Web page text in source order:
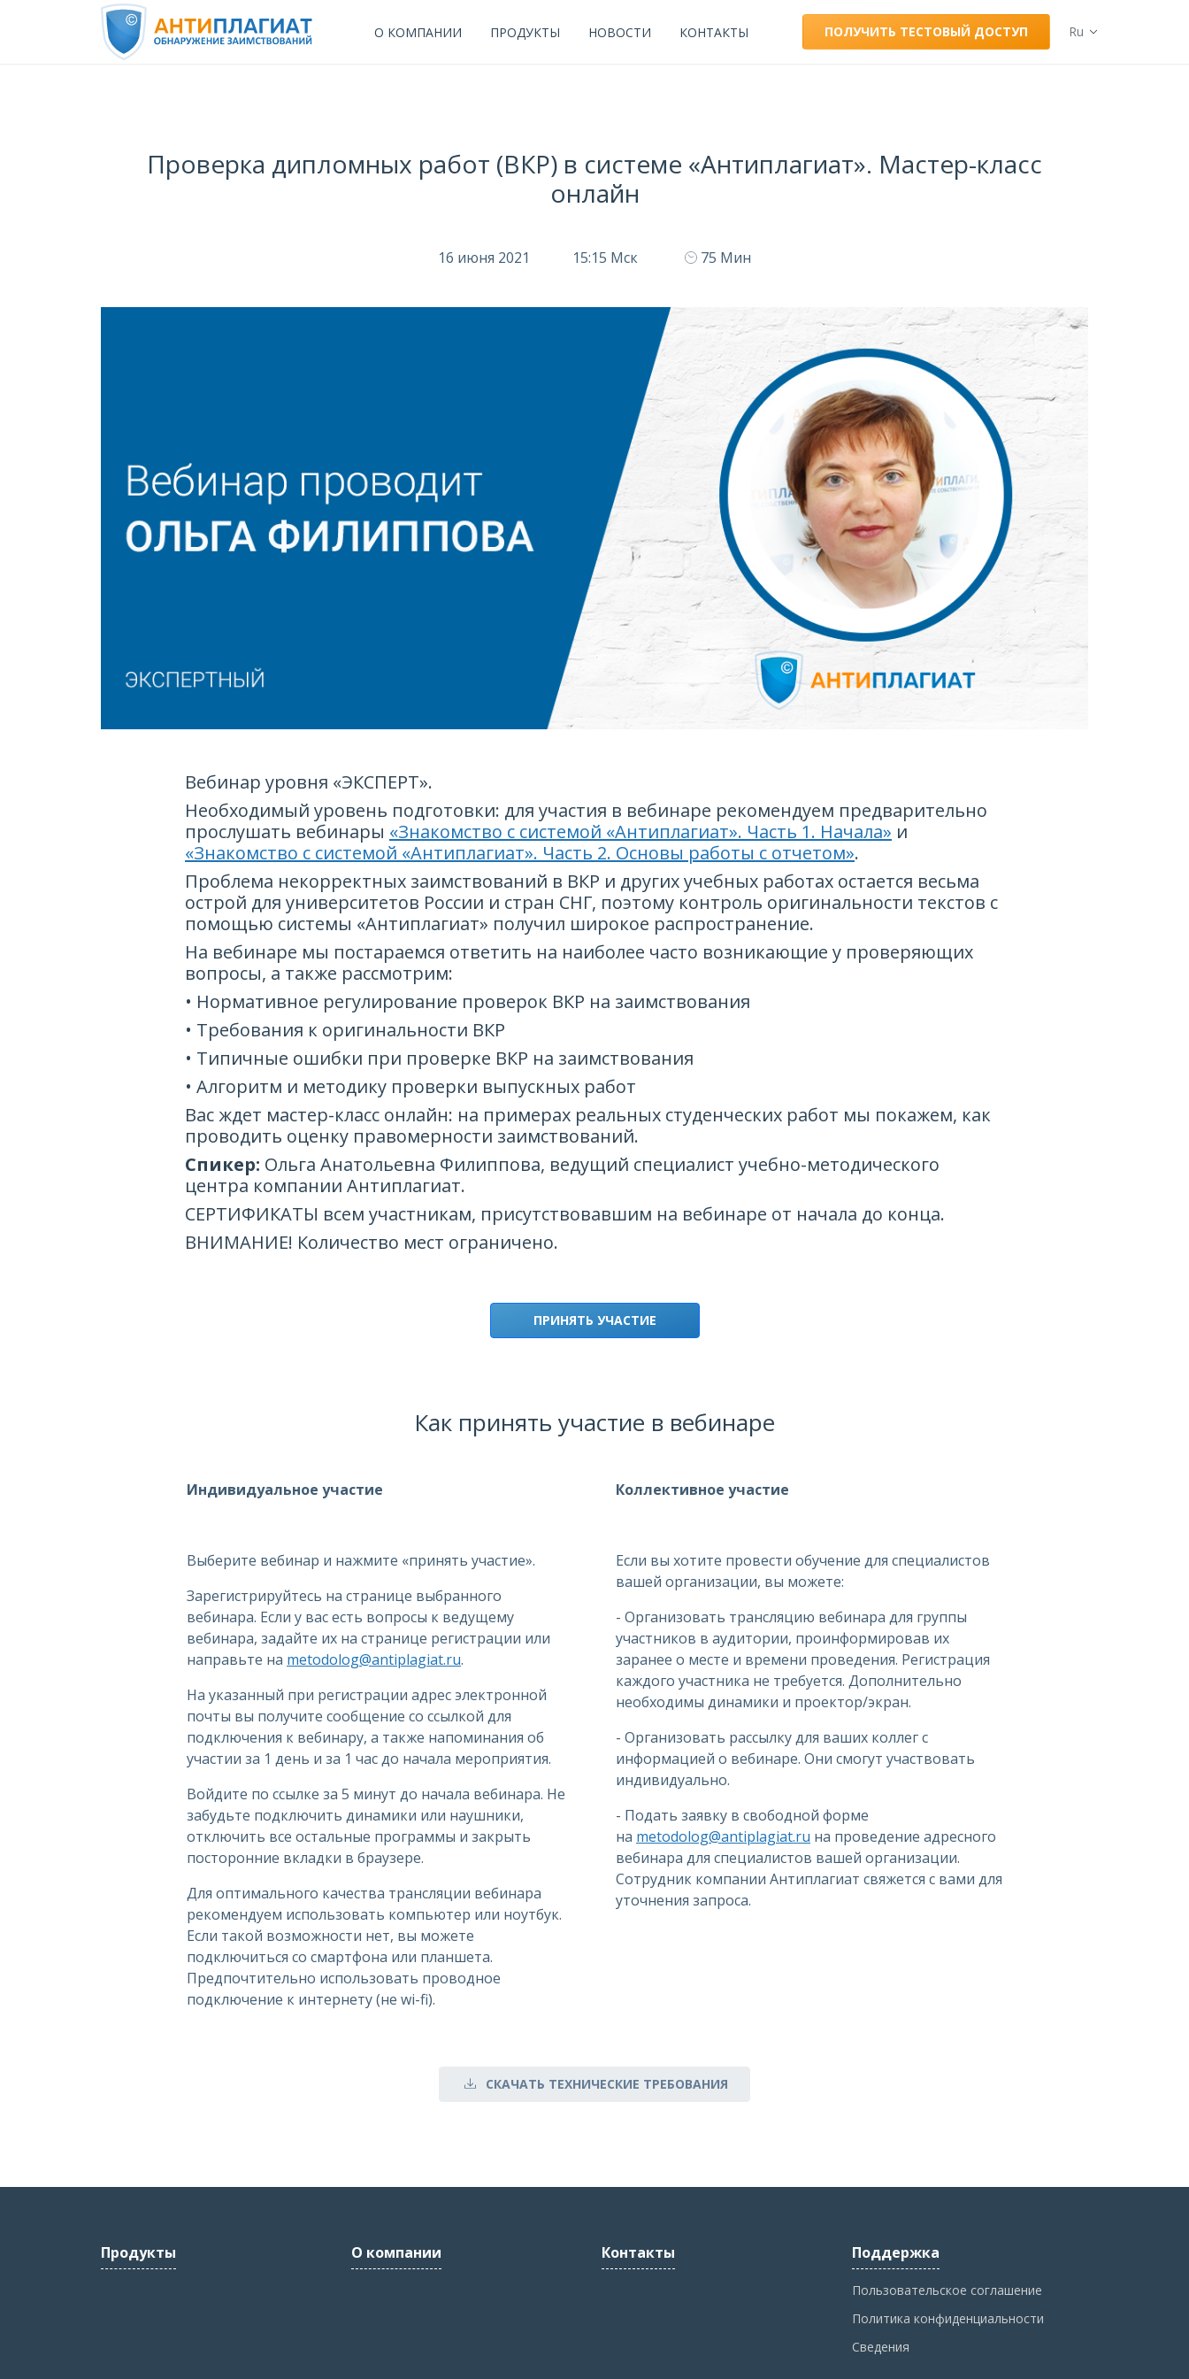
О КОМПАНИИ ПРОДУКТЫ НОВОСТИ КОНТАКТЫ ПОЛУЧИТЬ ТЕСТОВЫЙ ДОСТУП Ru
Проверка дипломных работ (ВКР) в системе «Антиплагиат». Мастер-класс
онлайн
16 июня 2021 15:15 Мск 75 Мин
Вебинар уровня «ЭКСПЕРТ».
Необходимый уровень подготовки: для участия в вебинаре рекомендуем предварительно
прослушать вебинары «Знакомство с системой «Антиплагиат». Часть 1. Начала» и
«Знакомство с системой «Антиплагиат». Часть 2. Основы работы с отчетом».
Проблема некорректных заимствований в ВКР и других учебных работах остается весьма
острой для университетов России и стран СНГ, поэтому контроль оригинальности текстов с
помощью системы «Антиплагиат» получил широкое распространение.
На вебинаре мы постараемся ответить на наиболее часто возникающие у проверяющих
вопросы, а также рассмотрим:
• Нормативное регулирование проверок ВКР на заимствования
• Требования к оригинальности ВКР
• Типичные ошибки при проверке ВКР на заимствования
• Алгоритм и методику проверки выпускных работ
Вас ждет мастер-класс онлайн: на примерах реальных студенческих работ мы покажем, как
проводить оценку правомерности заимствований.
Спикер: Ольга Анатольевна Филиппова, ведущий специалист учебно-методического
центра компании Антиплагиат.
СЕРТИФИКАТЫ всем участникам, присутствовавшим на вебинаре от начала до конца.
ВНИМАНИЕ! Количество мест ограничено.
ПРИНЯТЬ УЧАСТИЕ
Как принять участие в вебинаре
Индивидуальное участие
Выберите вебинар и нажмите «принять участие».
Зарегистрируйтесь на странице выбранного
вебинара. Если у вас есть вопросы к ведущему
вебинара, задайте их на странице регистрации или
направьте на metodolog@antiplagiat.ru.
На указанный при регистрации адрес электронной
почты вы получите сообщение со ссылкой для
подключения к вебинару, а также напоминания об
участии за 1 день и за 1 час до начала мероприятия.
Войдите по ссылке за 5 минут до начала вебинара. Не
забудьте подключить динамики или наушники,
отключить все остальные программы и закрыть
посторонние вкладки в браузере.
Для оптимального качества трансляции вебинара
рекомендуем использовать компьютер или ноутбук.
Если такой возможности нет, вы можете
подключиться со смартфона или планшета.
Предпочтительно использовать проводное
подключение к интернету (не wi-fi).
Коллективное участие
Если вы хотите провести обучение для специалистов
вашей организации, вы можете:
- Организовать трансляцию вебинара для группы
участников в аудитории, проинформировав их
заранее о месте и времени проведения. Регистрация
каждого участника не требуется. Дополнительно
необходимы динамики и проектор/экран.
- Организовать рассылку для ваших коллег с
информацией о вебинаре. Они смогут участвовать
индивидуально.
- Подать заявку в свободной форме
на metodolog@antiplagiat.ru на проведение адресного
вебинара для специалистов вашей организации.
Сотрудник компании Антиплагиат свяжется с вами для
уточнения запроса.
СКАЧАТЬ ТЕХНИЧЕСКИЕ ТРЕБОВАНИЯ
Продукты О компании Контакты Поддержка
Пользовательское соглашение
Политика конфиденциальности
Сведения